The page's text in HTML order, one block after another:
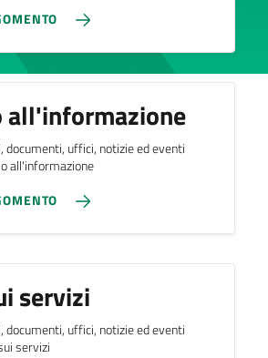
all'informazione
documenti, uffici, notizie ed eventi
all'informazione
servizi
documenti, uffici, notizie ed eventi
servizi